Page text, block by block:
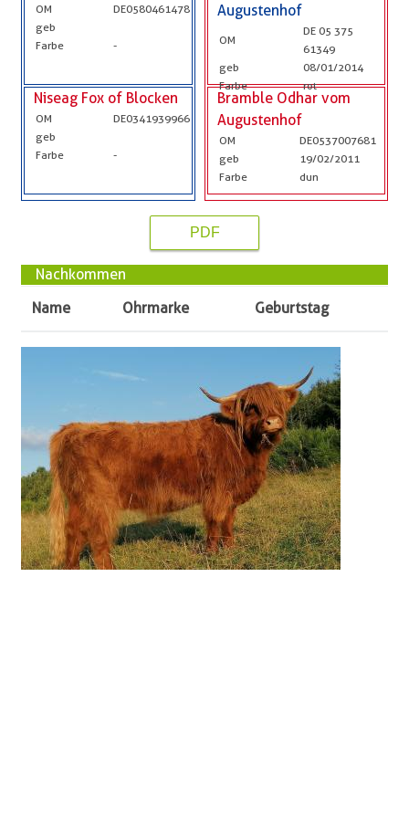
OM
DE0580461478
geb
Farbe
-
Niseag Fox of Blocken
OM
DE0341939966
geb
Farbe
-
Augustenhof
OM
DE 05 375
61349
geb
08/01/2014
Farbe
rot
Bramble Odhar vom
Augustenhof
OM
DE0537007681
geb
19/02/2011
Farbe
dun
PDF
Nachkommen
Name
Ohrmarke Geburtstag